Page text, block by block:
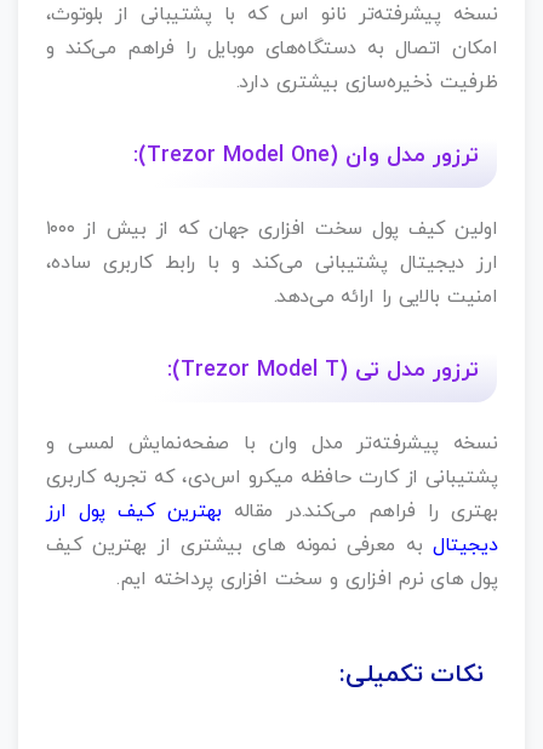
نسخه پیشرفته‌تر نانو اس که با پشتیبانی از بلوتوث،
امکان اتصال به دستگاه‌های موبایل را فراهم می‌کند و
ظرفیت ذخیره‌سازی بیشتری دارد.
ترزور مدل وان (Trezor Model One):
اولین کیف پول سخت‌ افزاری جهان که از بیش از ۱۰۰۰
ارز دیجیتال پشتیبانی می‌کند و با رابط کاربری ساده،
امنیت بالایی را ارائه می‌دهد.
ترزور مدل تی (Trezor Model T):
نسخه پیشرفته‌تر مدل وان با صفحه‌نمایش لمسی و
پشتیبانی از کارت حافظه میکرو اس‌دی، که تجربه کاربری
بهتری را فراهم می‌کند.در مقاله بهترین کیف پول ارز
دیجیتال به معرفی نمونه های بیشتری از بهترین کیف
پول های نرم افزاری و سخت افزاری پرداخته ایم.
نکات تکمیلی: